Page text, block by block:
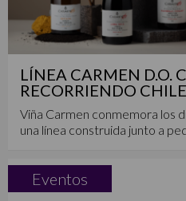
LÍNEA CARMEN D.O.
RECORRIENDO CHILE
Viña Carmen conmemora los
una línea construida junto a
Eventos